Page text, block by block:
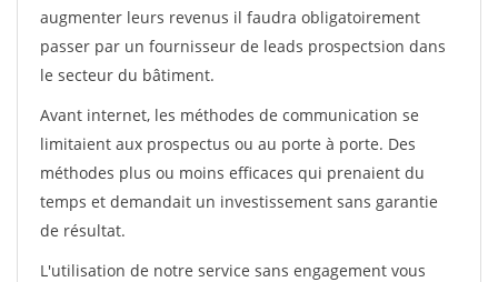
augmenter leurs revenus il faudra obligatoirement
passer par un fournisseur de leads prospectsion dans
le secteur du bâtiment.
Avant internet, les méthodes de communication se
limitaient aux prospectus ou au porte à porte. Des
méthodes plus ou moins efficaces qui prenaient du
temps et demandait un investissement sans garantie
de résultat.
L'utilisation de notre service sans engagement vous